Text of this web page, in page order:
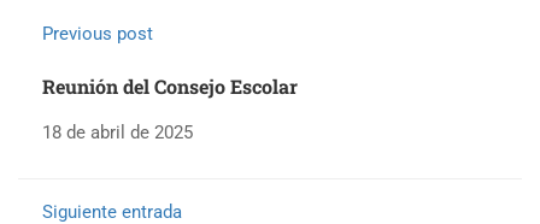
Previous post
Reunión del Consejo Escolar
18 de abril de 2025
Siguiente entrada